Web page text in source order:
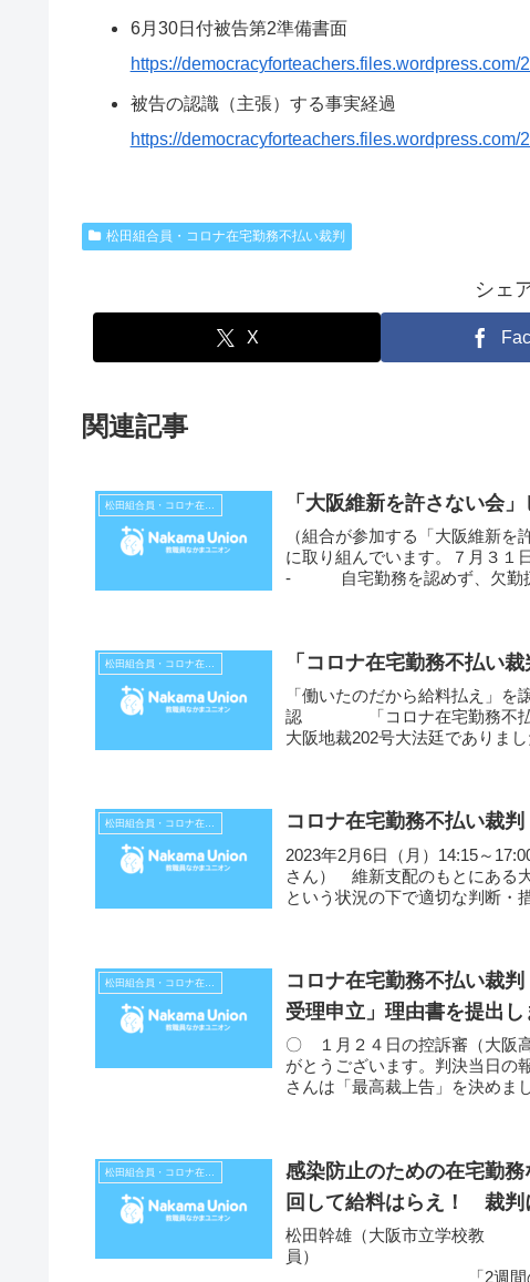
6月30日付被告第2準備書面
https://
被告の認識（主張）する事実経過
https://
松田組合員・コロナ在宅勤務不払い裁判
シェ
X
関連記事
松田組合員・コロナ在宅勤務不払い裁判 「大阪維新を許さない会
（組合が参加する「大阪維新
に取り組んでいます。７月３１
- 自宅勤務を認めず、欠勤
松田組合員・コロナ在宅勤務不払い裁判 「コロナ在宅勤務不払い
「働いたのだから給料払え」
認 「コロナ在宅勤務不払い
大阪地裁202号大法廷でありま
松田組合員・コロナ在宅勤務不払い裁判 コロナ在宅勤務不払い裁
2023年2月6日（月）14:15～
さん） 維新支配のもとにある
という状況の下で適切な判断・
松田組合員・コロナ在宅勤務不払い裁判
コロナ在宅勤務不払い裁
受理申立」理由書を提出
〇 １月２４日の控訴審（大阪
がとうございます。判決当日の
さんは「最高裁上告」を決めま
松田組合員・コロナ在宅勤務不払い裁判
感染防止のための在宅勤
回して給料はらえ！ 裁判
松田幹雄（大阪市立学校教
「2週間の自宅等での